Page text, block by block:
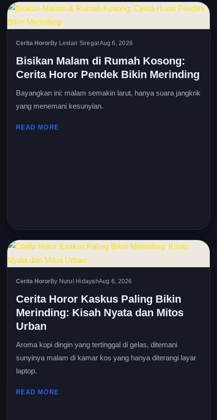
Cerita HororBy Lestari SiregarAug 6, 2026
Bisikan Malam di Rumah Kosong:
Cerita Horor Pendek Bikin Merinding
Bayangkan ini: malam semakin larut, hanya suara jangkrik
yang menemani kesunyian.
READ MORE
Cerita HororBy Nurul HidayahAug 6, 2026
Cerita Horor Kaskus Paling Bikin
Merinding: Kisah Nyata dan Mitos
Urban
Aroma kopi dingin yang tertinggal di gelas, ditemani
sunyinya malam di kamar kos yang hanya diterangi layar
laptop.
READ MORE